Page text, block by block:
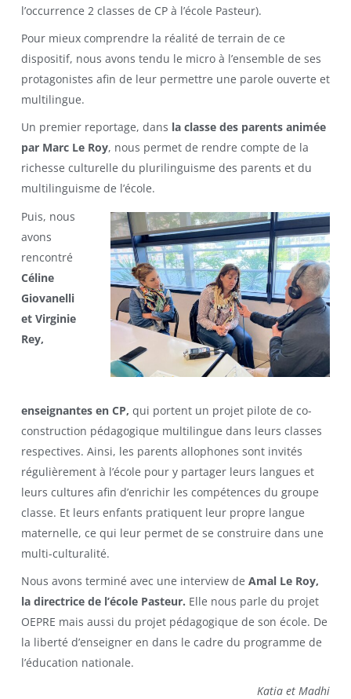
l’occurrence 2 classes de CP à l’école Pasteur).
Pour mieux comprendre la réalité de terrain de ce
dispositif, nous avons tendu le micro à l’ensemble de ses
protagonistes afin de leur permettre une parole ouverte et
multilingue.
Un premier reportage, dans la classe des parents animée
par Marc Le Roy, nous permet de rendre compte de la
richesse culturelle du plurilinguisme des parents et du
multilinguisme de l’école.
Puis, nous
avons
rencontré
Céline
Giovanelli
et Virginie
Rey,
enseignantes en CP, qui portent un projet pilote de co-
construction pédagogique multilingue dans leurs classes
respectives. Ainsi, les parents allophones sont invités
régulièrement à l’école pour y partager leurs langues et
leurs cultures afin d’enrichir les compétences du groupe
classe. Et leurs enfants pratiquent leur propre langue
maternelle, ce qui leur permet de se construire dans une
multi-culturalité.
Nous avons terminé avec une interview de Amal Le Roy,
la directrice de l’école Pasteur. Elle nous parle du projet
OEPRE mais aussi du projet pédagogique de son école. De
la liberté d’enseigner en dans le cadre du programme de
l’éducation nationale.
Katia et Madhi